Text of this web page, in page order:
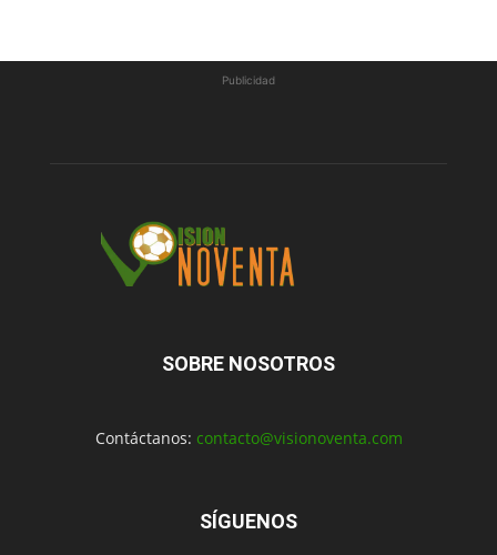
Publicidad
SOBRE NOSOTROS
Contáctanos: contacto@visionoventa.com
SÍGUENOS